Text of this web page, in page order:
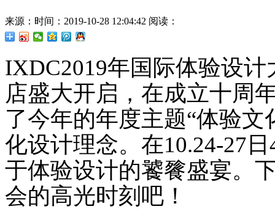
来源： 时间：2019-10-28 12:04:42 阅读：
IXDC2019年国际体验设
店盛大开启，在成立十周
了今年的年度主题“体验
化设计理念。在10.24-27
于体验设计的饕餮盛宴。
会的高光时刻吧！